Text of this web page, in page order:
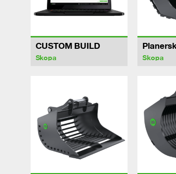
CUSTOM BUILD
Skopa Skopa